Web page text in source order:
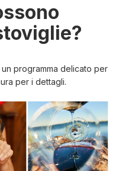
programma delicato per
per i dettagli.